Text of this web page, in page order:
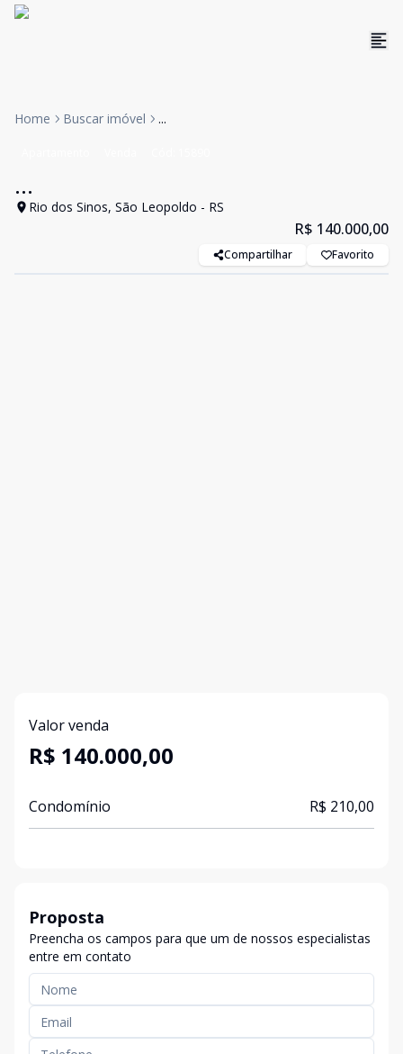
Home Buscar imóvel ...
...
Rio dos Sinos, São Leopoldo - RS
R$ 140.000,00
Compartilhar Favorito
Valor venda
R$ 140.000,00
Condomínio R$ 210,00
Proposta
Preencha os campos para que um de nossos especialistas
entre em contato